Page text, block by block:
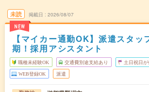
未読
NEW
掲載日 2026/08/07
【マイカー通勤OK】派遣スタッ
期！採用アシスタント
職種未経験OK 交通費別途支給あり 土日祝日が
WEB登録OK 派遣